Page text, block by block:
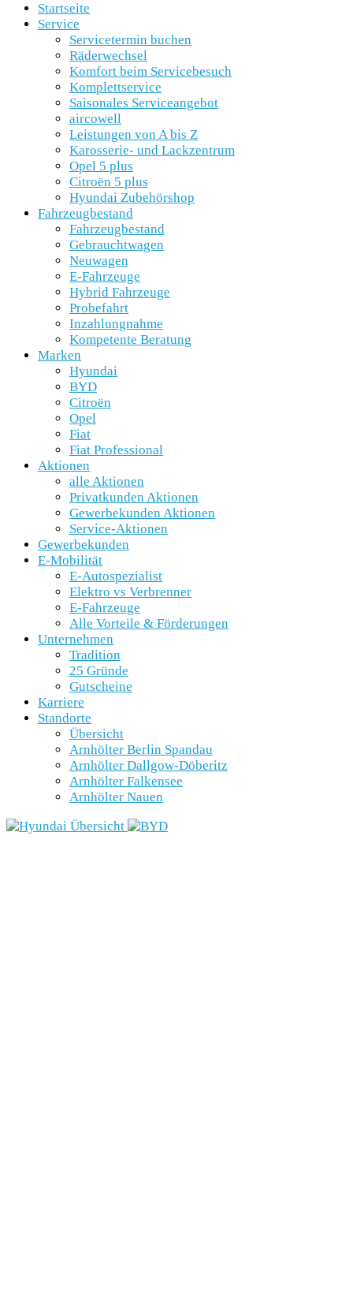
Startseite
Service
Servicetermin buchen
Räderwechsel
Komfort beim Servicebesuch
Komplettservice
Saisonales Serviceangebot
aircowell
Leistungen von A bis Z
Karosserie- und Lackzentrum
Opel 5 plus
Citroën 5 plus
Hyundai Zubehörshop
Fahrzeugbestand
Fahrzeugbestand
Gebrauchtwagen
Neuwagen
E-Fahrzeuge
Hybrid Fahrzeuge
Probefahrt
Inzahlungnahme
Kompetente Beratung
Marken
Hyundai
BYD
Citroën
Opel
Fiat
Fiat Professional
Aktionen
alle Aktionen
Privatkunden Aktionen
Gewerbekunden Aktionen
Service-Aktionen
Gewerbekunden
E-Mobilität
E-Autospezialist
Elektro vs Verbrenner
E-Fahrzeuge
Alle Vorteile & Förderungen
Unternehmen
Tradition
25 Gründe
Gutscheine
Karriere
Standorte
Übersicht
Arnhölter Berlin Spandau
Arnhölter Dallgow-Döberitz
Arnhölter Falkensee
Arnhölter Nauen